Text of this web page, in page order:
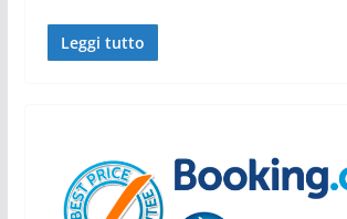
Leggi tutto